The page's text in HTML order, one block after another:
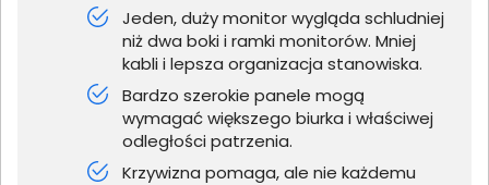
Jeden, duży monitor wygląda schludniej
niż dwa boki i ramki monitorów. Mniej
kabli i lepsza organizacja stanowiska.
Bardzo szerokie panele mogą
wymagać większego biurka i właściwej
odległości patrzenia.
Krzywizna pomaga, ale nie każdemu